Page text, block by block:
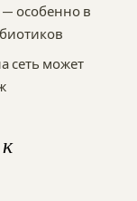
— особенно в
сеть может